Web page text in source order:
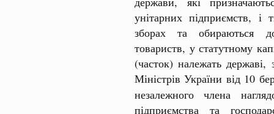
унітарних підприємств, і
зборах та обираються
товариств, у статутному
(часток) належать державі,
Міністрів України від 10
незалежного члена
підприємства та